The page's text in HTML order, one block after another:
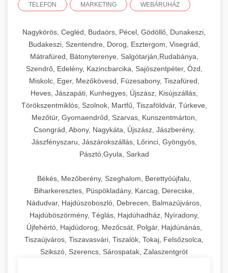
TELEFON MARKETING WEBÁRUHÁZ
Nagykörös, Cegléd, Budaörs, Pécel, Gödöllő, Dunakeszi,
Budakeszi, Szentendre, Dorog, Esztergom, Visegrád,
Mátrafüred, Bátonyterenye, Salgótarján,Rudabánya,
Szendrő, Edelény, Kazincbarcika, Sajószentpéter, Ózd,
Miskolc, Eger, Mezőkövesd, Füzesabony, Tiszafüred,
Heves, Jászapáti, Kunhegyes, Újszász, Kisújszállás,
Törökszentmiklós, Szolnok, Martfű, Tiszaföldvár, Túrkeve,
Mezőtúr, Gyomaendrőd, Szarvas, Kunszentmárton,
Csongrád, Abony, Nagykáta, Újszász, Jászberény,
Jászfényszaru, Jászárokszállás, Lőrinci, Gyöngyös,
Pásztó,Gyula, Sarkad
Békés, Mezőberény, Szeghalom, Berettyóújfalu,
Biharkeresztes, Püspökladány, Karcag, Derecske,
Nádudvar, Hajdúszoboszló, Debrecen, Balmazújváros,
Hajdúböszörmény, Téglás, Hajdúhadház, Nyíradony,
Újfehértó, Hajdúdorog, Mezőcsát, Polgár, Hajdúnánás,
Tiszaújváros, Tiszavasvári, Tiszalök, Tokaj, Felsőzsolca,
Szikszó, Szerencs, Sárospatak, Zalaszentgrót